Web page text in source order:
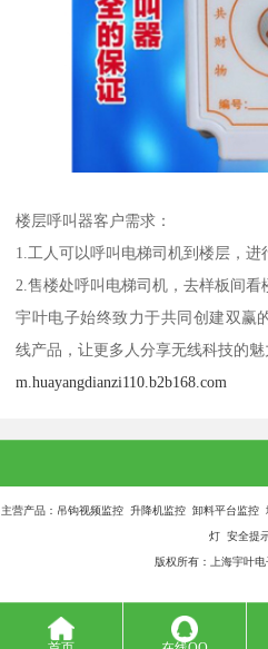
楼层呼叫器客户需求：
1.工人可以呼叫电梯司机到楼层，进
2.售楼处呼叫电梯司机，去样板间看
宇叶电子始终致力于共同创建双赢
线产品，让更多人分享无线科技的魅
m.huayangdianzi110.b2b168.com
主营产品：吊钩视频监控 升降机监控 卸料平台监
灯 安全提
版权所有：上海宇叶